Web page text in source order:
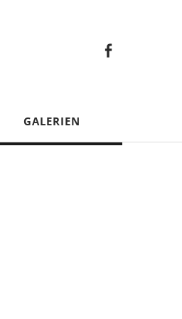
GALERIEN